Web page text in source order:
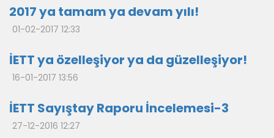
2017 ya tamam ya devam yılı!
01-02-2017 12:33
İETT ya özelleşiyor ya da güzelleşiyor!
16-01-2017 13:56
İETT Sayıştay Raporu İncelemesi-3
27-12-2016 12:27